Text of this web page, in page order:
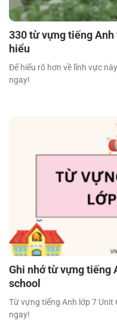
330 từ vựng tiếng
hiểu
Để hiểu rõ hơn về lĩnh vực
ngay!
Ghi nhớ từ vựng tiếng
school
Từ vựng tiếng Anh lớp 7
ngay!